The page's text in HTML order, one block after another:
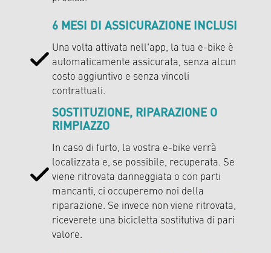
6 MESI DI ASSICURAZIONE INCLUSI
Una volta attivata nell'app, la tua e-bike è
automaticamente assicurata, senza alcun
costo aggiuntivo e senza vincoli
contrattuali.
SOSTITUZIONE, RIPARAZIONE O
RIMPIAZZO
In caso di furto, la vostra e-bike verrà
localizzata e, se possibile, recuperata. Se
viene ritrovata danneggiata o con parti
mancanti, ci occuperemo noi della
riparazione. Se invece non viene ritrovata,
riceverete una bicicletta sostitutiva di pari
valore.